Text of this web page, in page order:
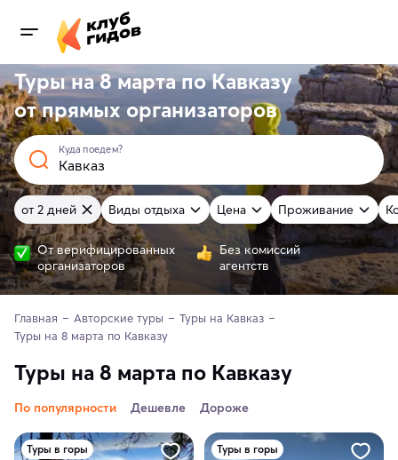
Туры на 8 марта по Кавказу
отпрямых организаторов
Куда поедем?
от 2 дней Виды отдыха Цена Проживание
От верифицированных
организаторов
Без комиссий
агентств
Главная Авторские туры
Туры на Кавказ
Туры на 8 марта по Кавказу
Туры на 8 марта по Кавказу
По популярности Дешевле Дороже
Туры в горы Туры в горы